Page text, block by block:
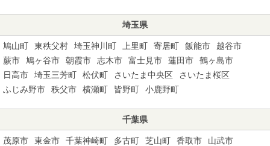
埼玉県
鳩山町 東秩父村 埼玉神川町 上里町 寄居町 飯能市
越谷市
蕨市
鳩ヶ谷市 朝霞市 志木市 富士見市 蓮田市
鶴ヶ島市
日高市
埼玉三芳町 松伏町 さいたま中央区
さいたま桜区
ふじみ野市
秩父市 横瀬町 皆野町 小鹿野町
千葉県
茂原市 東金市 千葉神崎町 多古町 芝山町 香取市
山武市